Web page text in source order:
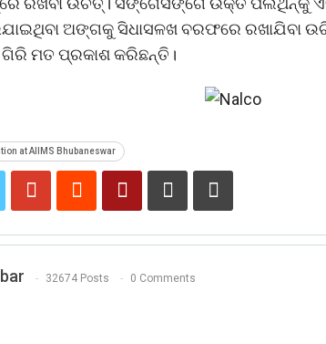
ଅଙ୍ଗକୁ ସିଧାସଳଖ ବରଫରେ ରଖାଯିବା
ମତ ପ୍ରକାଶ କରିଛନ୍ତି।
at AIIMS Bhubaneswar
32674 Posts 0 Comments